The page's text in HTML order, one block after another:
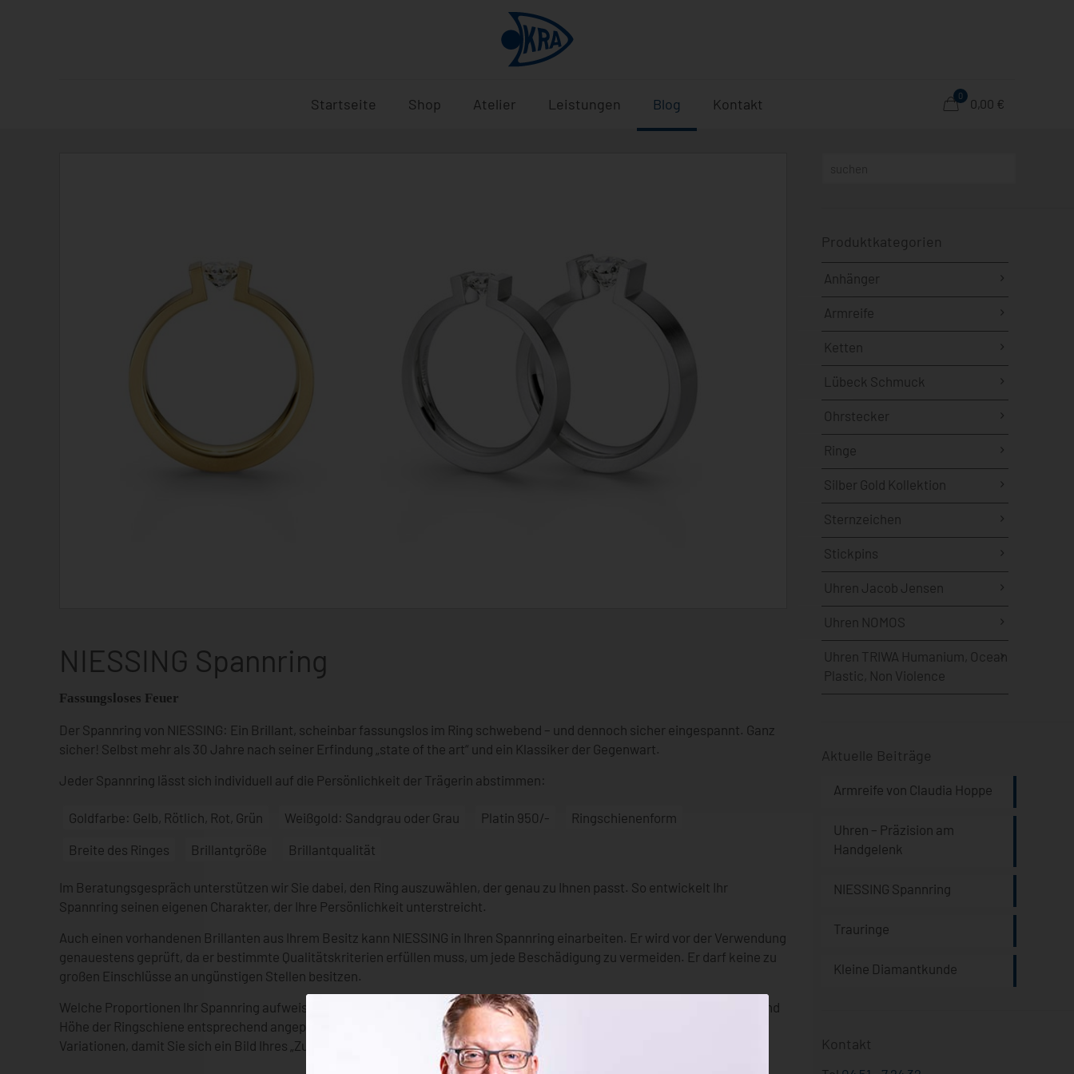
Startseite Shop Atelier Leistungen Blog Kontakt 0
0,00 €
NIESSING Spannring
Fassungsloses Feuer
Der Spannring von NIESSING: Ein Brillant, scheinbar fassungslos im Ring schwebend – und dennoch sicher eingespannt. Ganz
sicher! Selbst mehr als 30 Jahre nach seiner Erfindung „state of the art“ und ein Klassiker der Gegenwart.
Jeder Spannring lässt sich individuell auf die Persönlichkeit der Trägerin abstimmen:
Goldfarbe: Gelb, Rötlich, Rot, Grün Weißgold: Sandgrau oder Grau Platin 950/-
Ringschienenform
Breite des Ringes
Brillantgröße Brillantqualität
Im Beratungsgespräch unterstützen wir Sie dabei, den Ring auszuwählen, der genau zu Ihnen passt. So entwickelt Ihr
Spannring seinen eigenen Charakter, der Ihre Persönlichkeit unterstreicht.
Auch einen vorhandenen Brillanten aus Ihrem Besitz kann NIESSING in Ihren Spannring einarbeiten. Er wird vor der Verwendung
genauestens geprüft, da er bestimmte Qualitätskriterien erfüllen muss, um jede Beschädigung zu vermeiden. Er darf keine zu
großen Einschlüsse an ungünstigen Stellen besitzen.
Welche Proportionen Ihr Spannring aufweist, richtet sich nach der Größe des Brillanten. Bei NIESSING wird dann die Breite und
Höhe der Ringschiene entsprechend angepasst. Gerne zeigen wir Ihnen mit unserem Spannring System eine Fülle von
Variationen, damit Sie sich ein Bild Ihres „Zukünftigen“ machen können.
Produktkategorien
Anhänger
Armreife
Ketten
Lübeck Schmuck
Ohrstecker
Ringe
Silber Gold Kollektion
Sternzeichen
Stickpins
Uhren Jacob Jensen
Uhren NOMOS
Uhren TRIWA Humanium, Ocean
Plastic, Non Violence
Aktuelle Beiträge
Armreife von Claudia Hoppe
Uhren – Präzision am
Handgelenk
NIESSING Spannring
Trauringe
Kleine Diamantkunde
Kontakt